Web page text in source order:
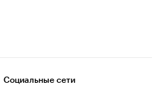
Социальные сети